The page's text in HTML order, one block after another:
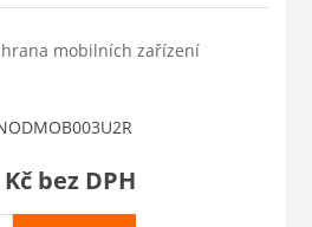
mobilních zařízení
bez DPH